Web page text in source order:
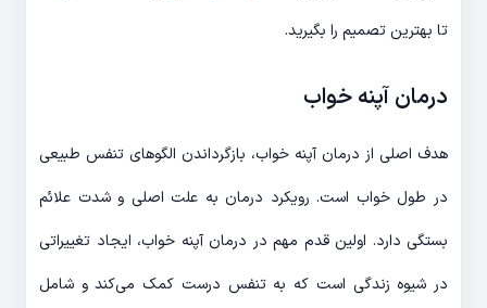
تا بهترین تصمیم را بگیرید.
درمان آپنه خواب
هدف اصلی از درمان آپنه خواب، بازگرداندن الگوهای تنفس طبیعی
در طول خواب است. رویکرد درمان به علت اصلی و شدت علائم
بستگی دارد. اولین قدم مهم در درمان آپنه خواب، ایجاد تغییراتی
در شیوه زندگی است که به تنفس درست کمک می‌کند و شامل